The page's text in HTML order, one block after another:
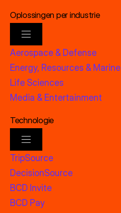
Oplossingen per industrie
Aerospace & Defense
Energy, Resources & Marine
Life Sciences
Media & Entertainment
Technologie
TripSource
DecisionSource
BCD Invite
BCD Pay